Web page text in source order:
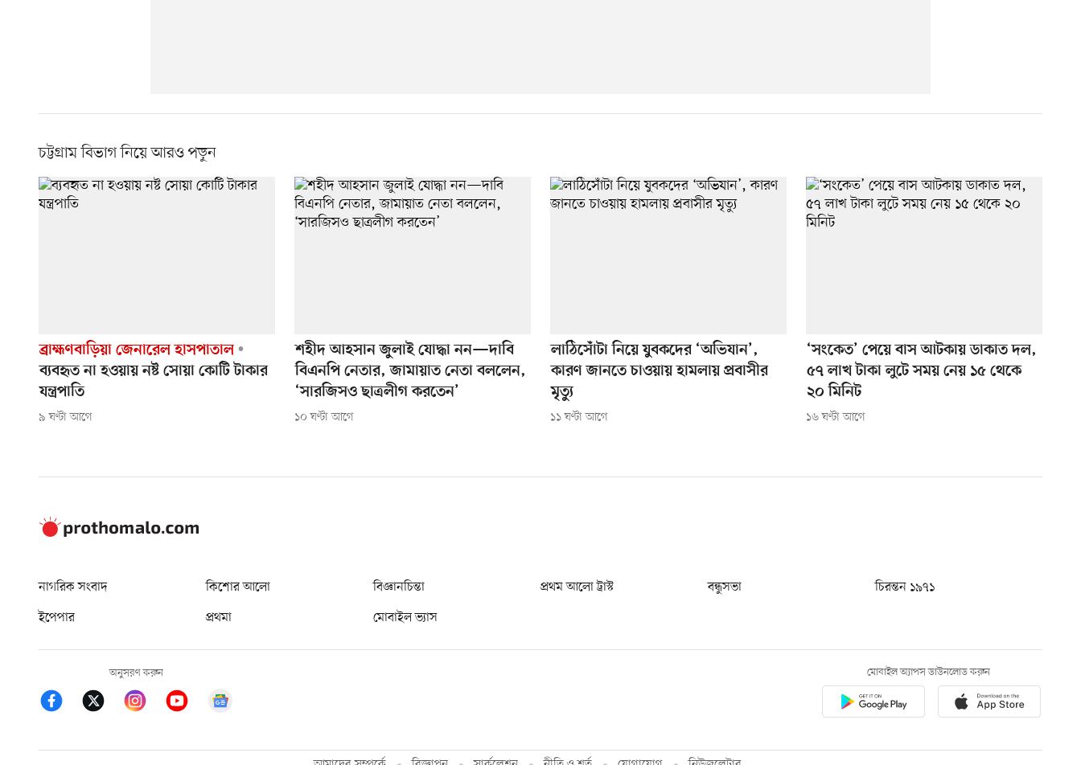
চট্টগ্রাম বিভাগ নিয়ে আরও পড়ুন
ব্রাহ্মণবাড়িয়া জেনারেল হাসপাতাল
ব্যবহৃত না হওয়ায় নষ্ট সোয়া কোটি টাকার
যন্ত্রপাতি
৯ ঘণ্টা আগে
শহীদ আহসান জুলাই যোদ্ধা নন—দাবি
বিএনপি নেতার, জামায়াত নেতা বললেন,
‘সারজিসও ছাত্রলীগ করতেন’
১০ ঘণ্টা আগে
লাঠিসোঁটা নিয়ে যুবকদের ‘অভিযান’,
কারণ জানতে চাওয়ায় হামলায় প্রবাসীর
মৃত্যু
১১ ঘণ্টা আগে
‘সংকেত’ পেয়ে বাস আটকায় ডাকাত দল,
৫৭ লাখ টাকা লুটে সময় নেয় ১৫ থেকে
২০ মিনিট
১৬ ঘণ্টা আগে
নাগরিক সংবাদ কিশোর আলো বিজ্ঞানচিন্তা প্রথম আলো ট্রাস্ট বন্ধুসভা
চিরন্তন ১৯৭১
ইপেপার
প্রথমা মোবাইল ভ্যাস
অনুসরণ করুন মোবাইল অ্যাপস ডাউনলোড করুন